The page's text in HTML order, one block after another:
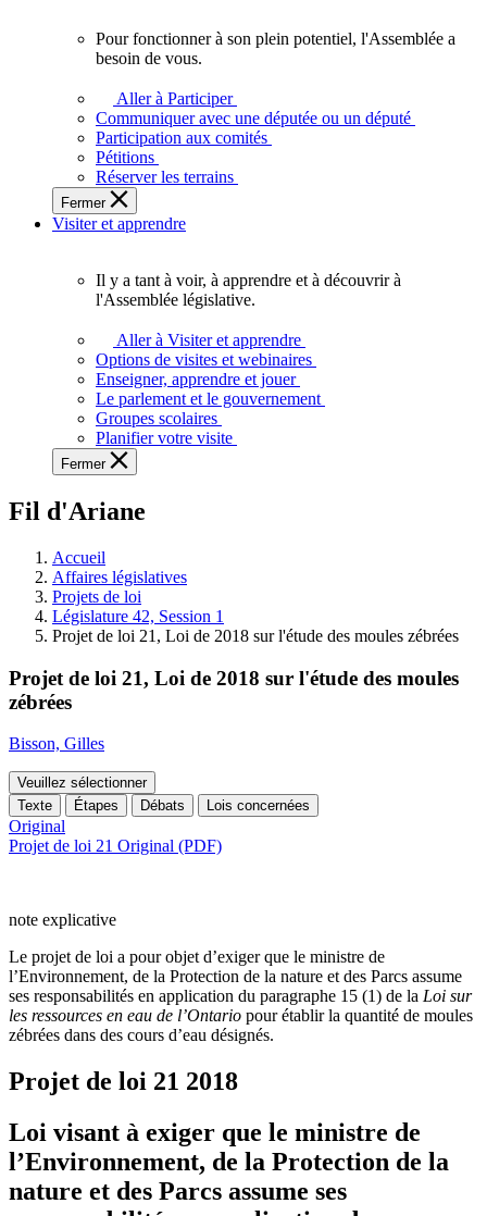
plein
potentiel,
l'Assemblée
a
besoin
de
Pour fonctionner à son plein potentiel, l'Assemblée a
besoin de vous.
Aller à Participer
Communiquer avec une députée ou un député
Participation aux comités
Pétitions
Réserver les terrains
Fermer
Visiter et apprendre
voir,
apprendre
et
à
à
législative.
Il y a tant à voir, à apprendre et à découvrir à
l'Assemblée législative.
Aller à Visiter et apprendre
Options de visites et webinaires
Enseigner, apprendre et jouer
Le parlement et le gouvernement
Groupes scolaires
Planifier votre visite
Fermer
Fil d'Ariane
Accueil
Affaires législatives
Projets de loi
Législature 42, Session 1
Projet de loi 21, Loi de 2018 sur l'étude des moules zébrées
Projet de loi 21, Loi de 2018 sur l'étude des moules
zébrées
Bisson, Gilles
Veuillez sélectionner
Texte
Étapes Débats Lois concernées
Original
Projet de loi 21 Original (PDF)
note explicative
Le projet de loi a pour objet d’exiger que le ministre de
l’Environnement, de la Protection de la nature et des Parcs assume
ses responsabilités en application du paragraphe 15 (1) de la Loi sur
les ressources en eau de l’Ontario pour établir la quantité de moules
zébrées dans des cours d’eau désignés.
Projet de loi 21 2018
Loi visant à exiger que le ministre de
l’Environnement, de la Protection de la
nature et des Parcs assume ses